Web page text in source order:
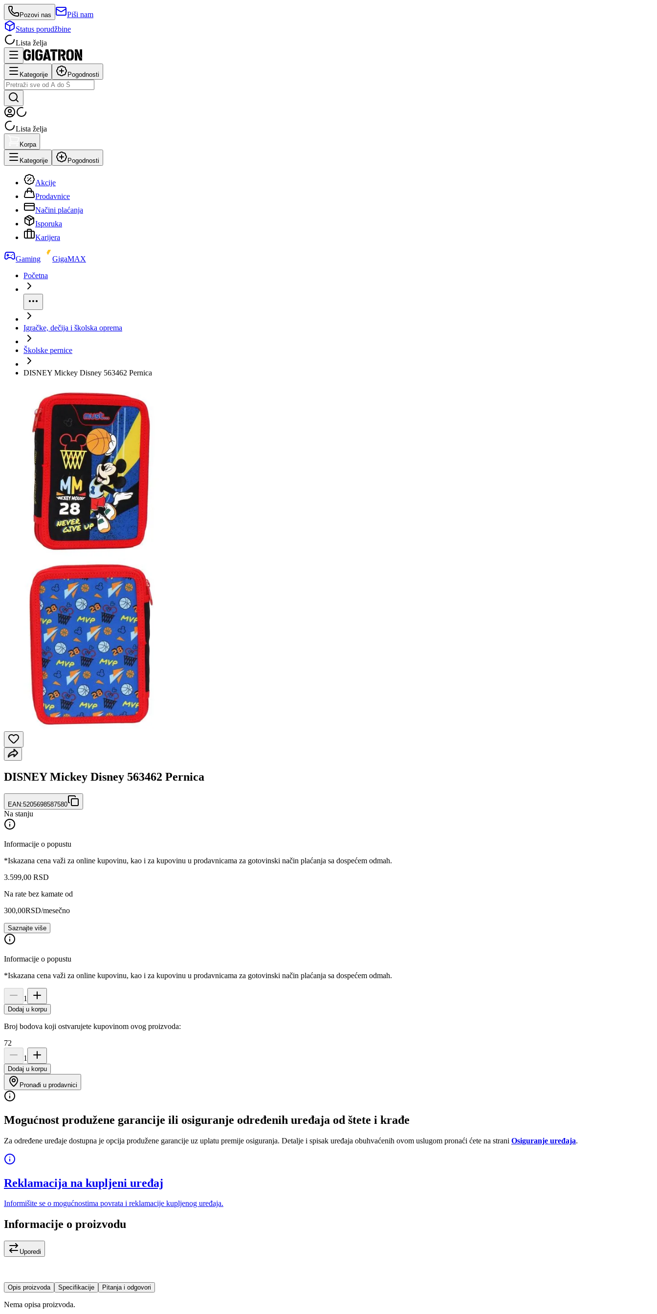
Pozovi nas
Piši nam
Status porudžbine
Lista želja
Kategorije Pogodnosti
Lista želja
Korpa
Kategorije Pogodnosti
Akcije
Prodavnice
Načini plaćanja
Isporuka
Karijera
Gaming
GigaMAX
Početna
Igračke, dečija i školska oprema
Školske pernice
DISNEY Mickey Disney 563462 Pernica
DISNEY Mickey Disney 563462 Pernica
EAN:5205698587580
Na stanju
Informacije o popustu
*Iskazana cena važi za online kupovinu, kao i za kupovinu u prodavnicama za gotovinski način plaćanja sa dospećem odmah.
3.599,00 RSD
Na rate bez kamate od
300,00RSD/mesečno
Saznajte više
Informacije o popustu
*Iskazana cena važi za online kupovinu, kao i za kupovinu u prodavnicama za gotovinski način plaćanja sa dospećem odmah.
1
Dodaj u korpu
Broj bodova koji ostvarujete kupovinom ovog proizvoda:
72
1
Dodaj u korpu
Pronađi u prodavnici
Mogućnost produžene garancije ili osiguranje određenih uređaja od štete i krađe
Za određene uređaje dostupna je opcija produžene garancije uz uplatu premije osiguranja. Detalje i spisak uređaja obuhvaćenih ovom uslugom pronaći ćete na strani Osiguranje uređaja.
Reklamacija na kupljeni uređaj
Informišite se o mogućnostima povrata i reklamacije kupljenog uređaja.
Informacije o proizvodu
Uporedi
Opis proizvoda Specifikacije Pitanja i odgovori
Nema opisa proizvoda.